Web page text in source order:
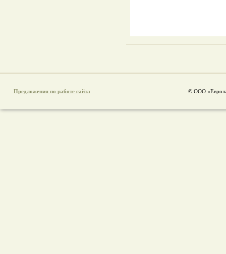
Предложения по работе сайта © ООО